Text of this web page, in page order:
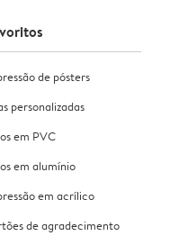
de pósters
personalizadas
em PVC
em alumínio
em acrílico
de agradecimento